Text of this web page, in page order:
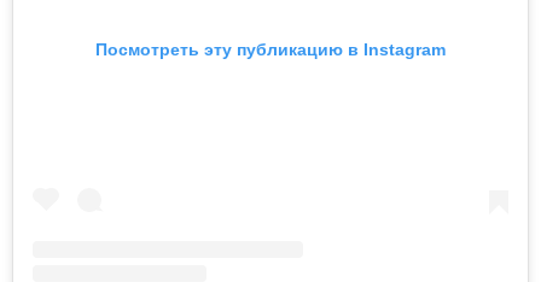
Посмотреть эту публикацию в Instagram